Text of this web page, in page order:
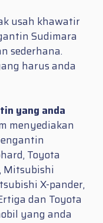
usah khawatir
Sudimara
sederhana.
harus anda
yang anda
menyediakan
Toyota
Mitsubishi
X-pander,
dan Toyota
yang anda